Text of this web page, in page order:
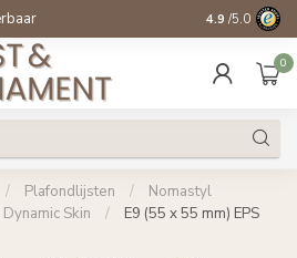
14 dagen
4.9 /5.0
0
/ Plafondlijsten /
Nomastyl
Dynamic Skin /
E9 (55 x 55 mm) EPS